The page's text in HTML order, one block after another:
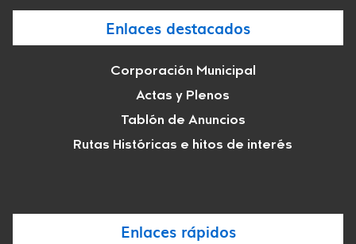
Enlaces destacados
Corporación Municipal
Actas y Plenos
Tablón de Anuncios
Rutas Históricas e hitos de interés
Enlaces rápidos